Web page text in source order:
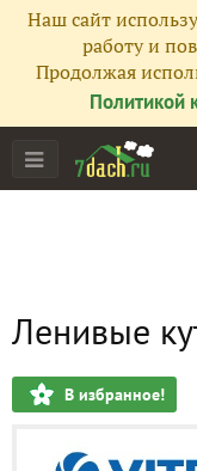
Наш сайт
работу и
Продолжая
Политикой
Ленивые
В избранное!